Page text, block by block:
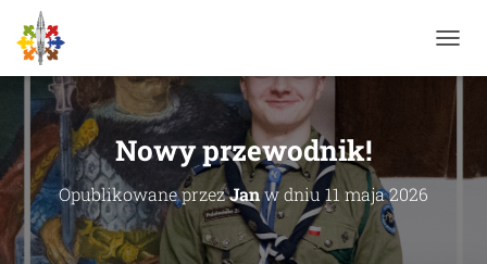
R
C
Nowy przewodnik!
Opublikowane przezJanw dniu 11 maja 2026